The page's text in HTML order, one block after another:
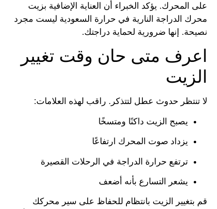
على المحرك. يؤكد الخبراء أن العناية الإضافية بزيت
محرك الدراجة النارية في حرارة السعودية ليست مجرد
نصيحة. إنها ضرورية لحماية دراجتك.
اعرف متى حان وقت تغيير
الزيت
لا تنتظر حدوث عطل لتتذكر. راقب لهذه العلامات:
يصبح الزيت داكنًا ومتسخًا
يزداد صوت المحرك ارتفاعًا
ترتفع حرارة الدراجة في الرحلات القصيرة
يشعر التسارع بأنه أضعف
قم بتغيير الزيت بانتظام للحفاظ على سير محركك